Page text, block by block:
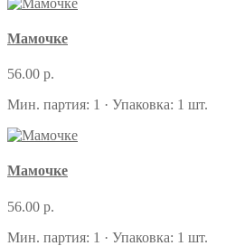
Мамочке
56.00 р.
Мин. партия: 1 · Упаковка: 1 шт.
Мамочке
56.00 р.
Мин. партия: 1 · Упаковка: 1 шт.